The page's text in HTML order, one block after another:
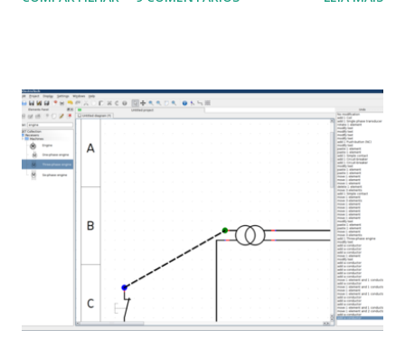
a Associação Brasileira de Normas Técnicas (ABNT), exige
que contém essas fontes. Ao instalar o GNU/Linux abra o
terminal e execute o comando: $ sudo apt-get install ttf-
mscorefonts-installer Leia os termos de uso e avance
clicando em “Ok” Agora aceite os termos de uso clicando
em “Sim” Pronto agora abra o LibreOffice e veja se as
fontes Times New Roman, Arial estão instaladas. Caso
ocorra algum erro ou precisa reinstalar, execute: $ sudo
apt-get install --reinstall ttf-mscorefonts-installer